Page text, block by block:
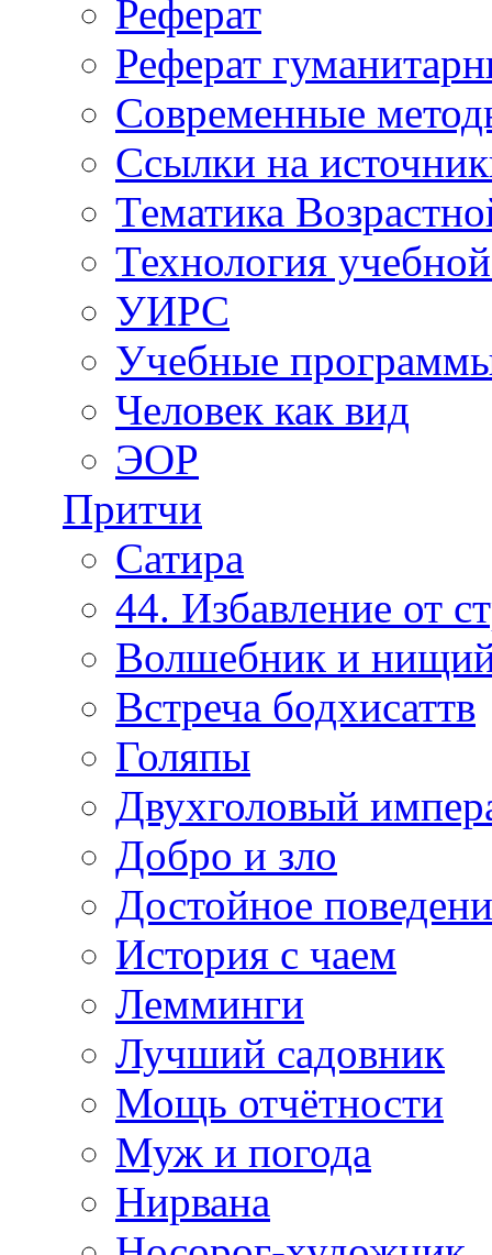
Реферат
Реферат
Современные
Ссылки на
Тематика
Технология
УИРС
Учебные
Человек как вид
ЭОР
Притчи
Сатира
44. Избавление от
Волшебник и
Встреча бодхисаттв
Голяпы
Двухголовый
Добро и зло
Достойное
История с чаем
Лемминги
Лучший садовник
Мощь отчётности
Муж и погода
Нирвана